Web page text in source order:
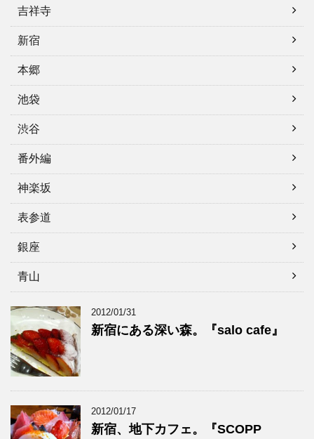
吉祥寺
新宿
本郷
池袋
渋谷
番外編
神楽坂
表参道
銀座
青山
2012/01/31
新宿にある深い森。『salo cafe』
2012/01/17
新宿、地下カフェ。『SCOPP